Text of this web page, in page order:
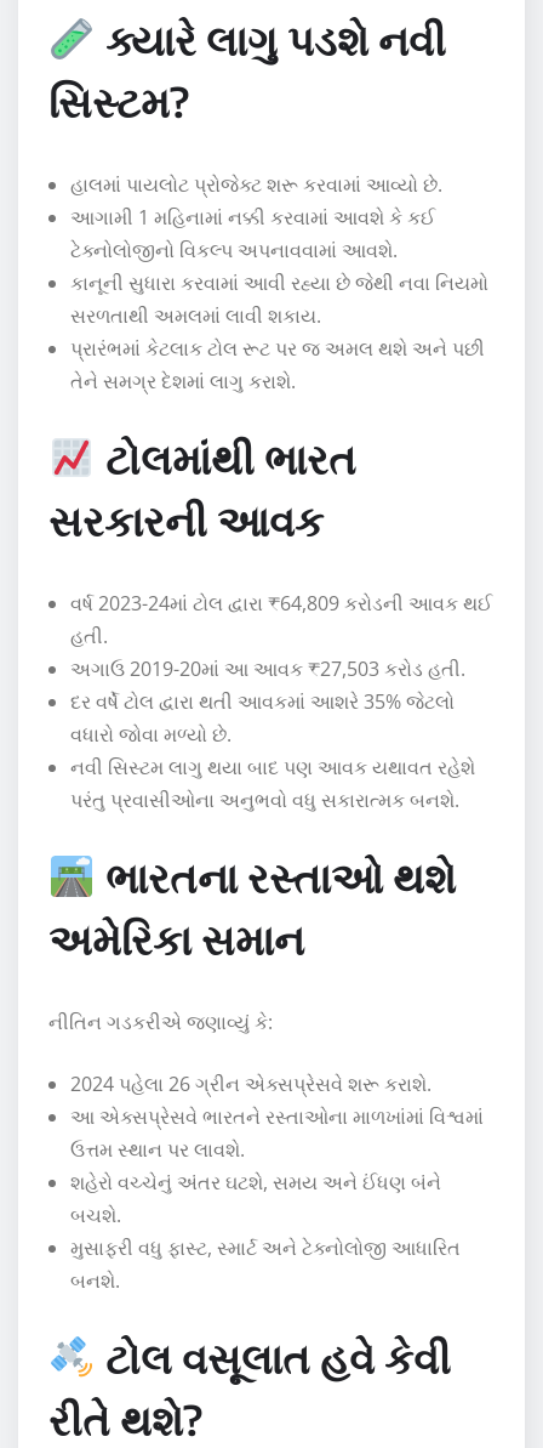
ક્યારે લાગુ પડશે નવી
સિસ્ટમ?
હાલમાં પાયલોટ પ્રોજેક્ટ શરૂ કરવામાં આવ્યો છે.
આગામી 1 મહિનામાં નક્કી કરવામાં આવશે કે કઈ
ટેક્નોલોજીનો વિકલ્પ અપનાવવામાં આવશે.
કાનૂની સુધારા કરવામાં આવી રહ્યા છે જેથી નવા નિયમો
સરળતાથી અમલમાં લાવી શકાય.
પ્રારંભમાં કેટલાક ટોલ રૂટ પર જ અમલ થશે અને પછી
તેને સમગ્ર દેશમાં લાગુ કરાશે.
ટોલમાંથી ભારત
સરકારની આવક
વર્ષ 2023-24માં ટોલ દ્વારા ₹64,809 કરોડની આવક થઈ
હતી.
અગાઉ 2019-20માં આ આવક ₹27,503 કરોડ હતી.
દર વર્ષે ટોલ દ્વારા થતી આવકમાં આશરે 35% જેટલો
વધારો જોવા મળ્યો છે.
નવી સિસ્ટમ લાગુ થયા બાદ પણ આવક યથાવત રહેશે
પરંતુ પ્રવાસીઓના અનુભવો વધુ સકારાત્મક બનશે.
ભારતના રસ્તાઓ થશે
અમેરિકા સમાન
નીતિન ગડકરીએ જણાવ્યું કે:
2024 પહેલા 26 ગ્રીન એક્સપ્રેસવે શરૂ કરાશે.
આ એક્સપ્રેસવે ભારતને રસ્તાઓના માળખાંમાં વિશ્વમાં
ઉત્તમ સ્થાન પર લાવશે.
શહેરો વચ્ચેનું અંતર ઘટશે, સમય અને ઈંધણ બંને
બચશે.
મુસાફરી વધુ ફાસ્ટ, સ્માર્ટ અને ટેક્નોલોજી આધારિત
બનશે.
ટોલ વસૂલાત હવે કેવી
રીતે થશે?